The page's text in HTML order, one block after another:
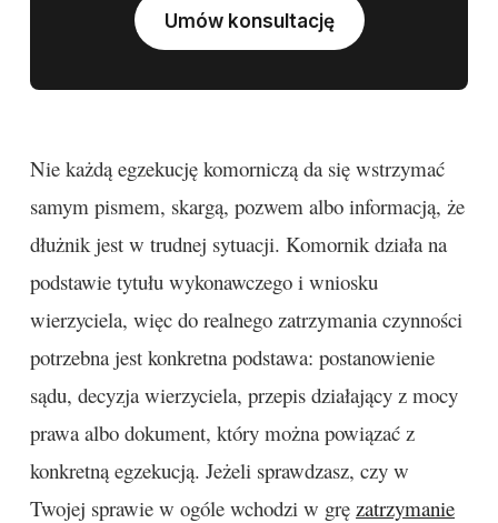
Umów konsultację
Nie każdą egzekucję komorniczą da się wstrzymać
samym pismem, skargą, pozwem albo informacją, że
dłużnik jest w trudnej sytuacji. Komornik działa na
podstawie tytułu wykonawczego i wniosku
wierzyciela, więc do realnego zatrzymania czynności
potrzebna jest konkretna podstawa: postanowienie
sądu, decyzja wierzyciela, przepis działający z mocy
prawa albo dokument, który można powiązać z
konkretną egzekucją. Jeżeli sprawdzasz, czy w
Twojej sprawie w ogóle wchodzi w grę zatrzymanie